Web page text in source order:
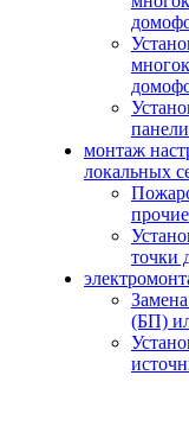
панели
монтаж
локальных
точки
(БП)